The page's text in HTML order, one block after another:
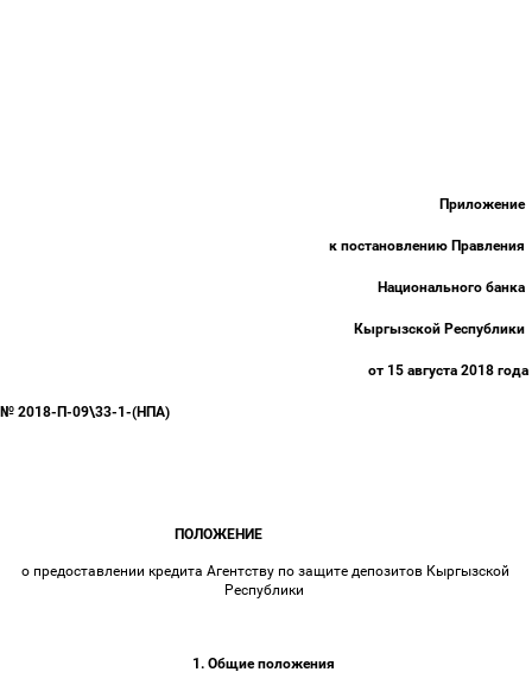
Приложение
к постановлению Правления
Национального банка
Кыргызской Республики
от 15 августа 2018 года
№ 2018-П-09\33-1-(НПА)
ПОЛОЖЕНИЕ
о предоставлении кредита Агентству по защите депозитов Кыргызской
Республики
1. Общие положения